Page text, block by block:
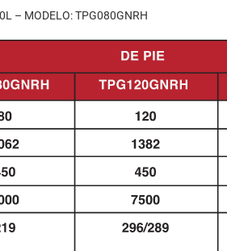
– MODELO: TPG080GNRH